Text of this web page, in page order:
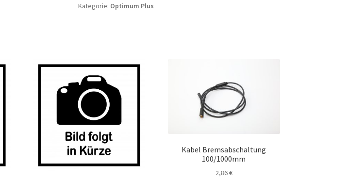
ed
mm
110G
Pipe
Menge
Kategorie: Optimum Plus
Kabel Bremsabschaltung
100/1000mm
2,86€